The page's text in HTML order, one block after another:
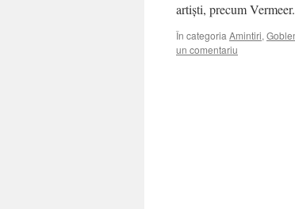
artiști, precum
În categoria Amintiri,
un comentariu